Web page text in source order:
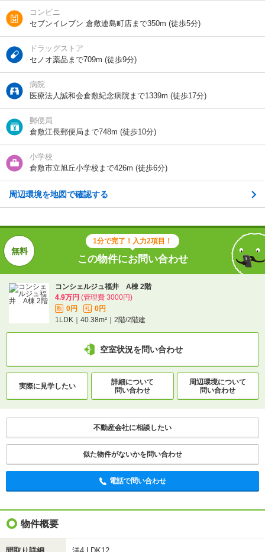
交通
水島臨海鉄道/福井駅 歩4分
この物件にお問い合わせ
コンシェルジュ福井 A棟 2階
4.9万円 (管理費 3000円)
1LDK｜40.38m²｜2階/2階建
空室状況を問い合わせ
実際に
詳細について
問い合わせ
間取り・設備を
不動産会社に相談したい
電話で問い合わせ
コンビニ
セブンイレブン 倉敷連島町店まで350m (徒歩5分)
ドラッグストア
セノオ薬品まで709m (徒歩9分)
病院
医療法人誠和会倉敷紀念病院まで1339m (徒歩17分)
郵便局
倉敷江長郵便局まで748m (徒歩10分)
小学校
倉敷市立旭丘小学校まで426m (徒歩6分)
周辺環境を地図で確認する
1分で完了！入力2項目！
この物件にお問い合わせ
コンシェルジュ福井 A棟 2階
4.9万円 (管理費 3000円)
敷 0円 礼
0円
1LDK｜40.38m²｜2階/2階建
空室状況を問い合わせ
実際に見学したい
詳細について
問い合わせ
周辺環境について
問い合わせ
不動産会社に相談したい
似た物件がないかを問い合わせ
電話で問い合わせ
物件概要